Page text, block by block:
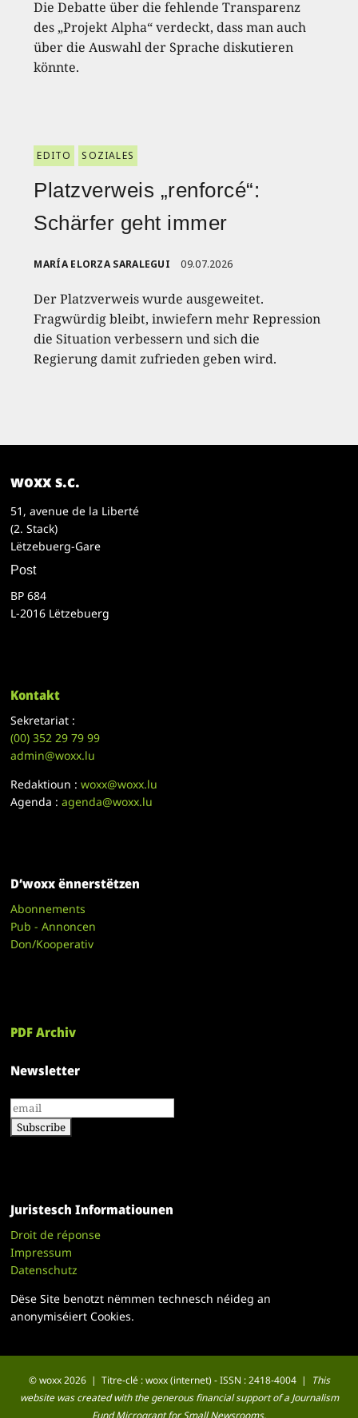
Die Debatte über die fehlende Transparenz
des „Projekt Alpha“ verdeckt, dass man auch
über die Auswahl der Sprache diskutieren
könnte.
EDITO SOZIALES
Platzverweis „renforcé“:
Schärfer geht immer
MARÍA ELORZA SARALEGUI 09.07.2026
Der Platzverweis wurde ausgeweitet.
Fragwürdig bleibt, inwiefern mehr Repression
die Situation verbessern und sich die
Regierung damit zufrieden geben wird.
woxx s.c.
51, avenue de la Liberté
(2. Stack)
Lëtzebuerg-Gare
Post
BP 684
L-2016 Lëtzebuerg
Kontakt
Sekretariat :
(00)352 29 79 99
admin@woxx.lu
Redaktioun :woxx@woxx.lu
Agenda :agenda@woxx.lu
D’woxx ënnerstëtzen
Abonnements
Pub - Annoncen
Don/Kooperativ
PDF Archiv
Newsletter
Juristesch Informatiounen
Droit de réponse
Impressum
Datenschutz
Dëse Site benotzt nëmmen technesch néideg an
anonymiséiert Cookies.
© woxx 2026 | Titre-clé : woxx (internet) - ISSN : 2418-4004 |
This
website was created with the generous financial support of a Journalism
Fund Microgrant for Small Newsrooms.